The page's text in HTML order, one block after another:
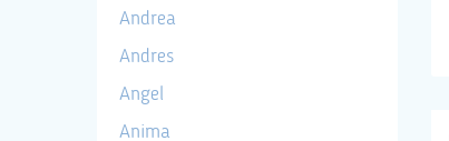
Andrea
Andres
Angel
Anima